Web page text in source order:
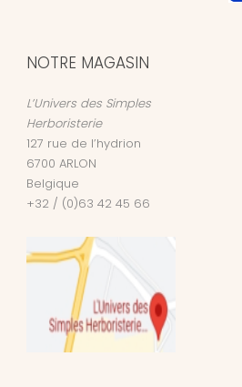
NOTRE MAGASIN
L’Univers des Simples
Herboristerie
127 rue de l’hydrion
6700 ARLON
Belgique
+32 / (0)63 42 45 66